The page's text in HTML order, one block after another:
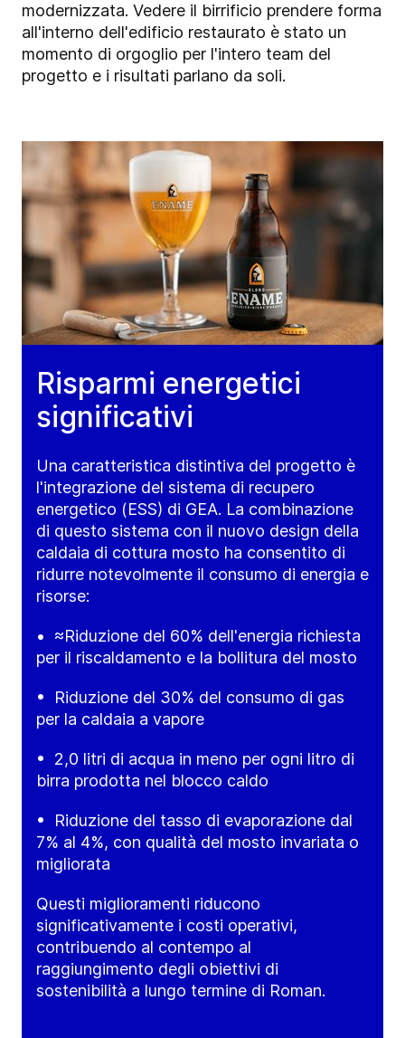
modernizzata. Vedere il birrificio prendere forma
all'interno dell'edificio restaurato è stato un
momento di orgoglio per l'intero team del
progetto e i risultati parlano da soli.
Risparmi energetici
significativi
Una caratteristica distintiva del progetto è
l'integrazione del sistema di recupero
energetico (ESS) di GEA. La combinazione
di questo sistema con il nuovo design della
caldaia di cottura mosto ha consentito di
ridurre notevolmente il consumo di energia e
risorse:
• ≈Riduzione del 60% dell'energia richiesta
per il riscaldamento e la bollitura del mosto
• Riduzione del 30% del consumo di gas
per la caldaia a vapore
• 2,0 litri di acqua in meno per ogni litro di
birra prodotta nel blocco caldo
• Riduzione del tasso di evaporazione dal
7% al 4%, con qualità del mosto invariata o
migliorata
Questi miglioramenti riducono
significativamente i costi operativi,
contribuendo al contempo al
raggiungimento degli obiettivi di
sostenibilità a lungo termine di Roman.